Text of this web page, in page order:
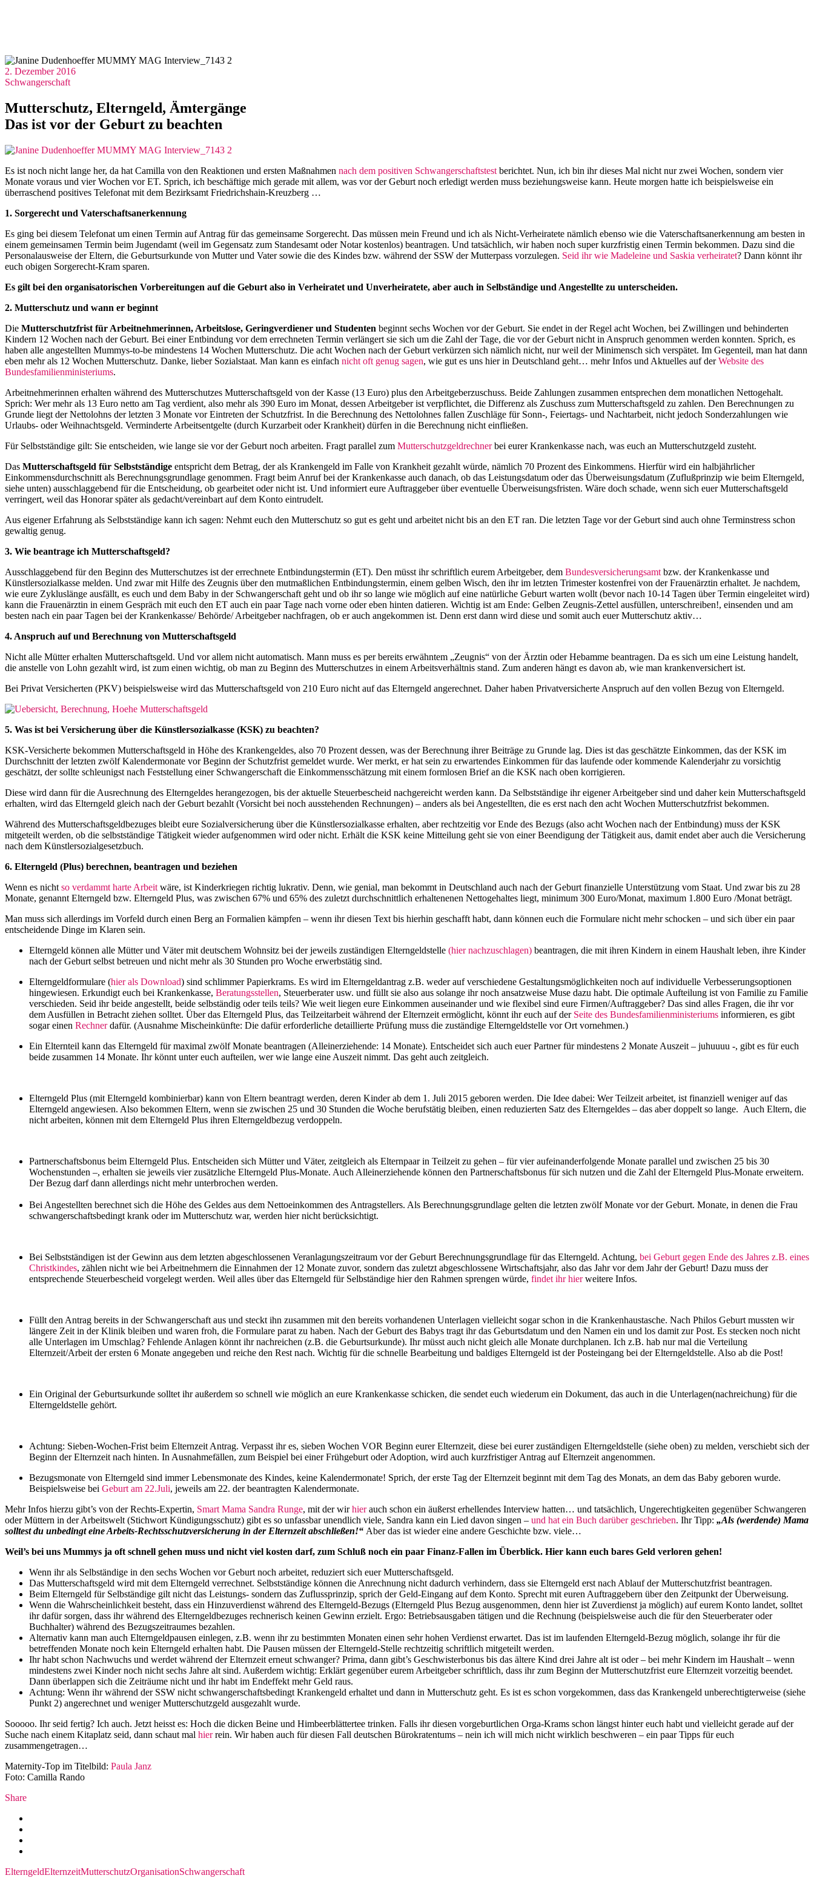
2. Dezember 2016
Schwangerschaft
Mutterschutz, Elterngeld, Ämtergänge
Das ist vor der Geburt zu beachten
Es ist noch nicht lange her, da hat Camilla von den Reaktionen und ersten Maßnahmen nach dem positiven Schwangerschaftstest berichtet. Nun, ich bin ihr dieses Mal nicht nur zwei Wochen, sondern vier
Monate voraus und vier Wochen vor ET. Sprich, ich beschäftige mich gerade mit allem, was vor der Geburt noch erledigt werden muss beziehungsweise kann. Heute morgen hatte ich beispielsweise ein
überraschend positives Telefonat mit dem Bezirksamt Friedrichshain-Kreuzberg …
1. Sorgerecht und Vaterschaftsanerkennung
Es ging bei diesem Telefonat um einen Termin auf Antrag für das gemeinsame Sorgerecht. Das müssen mein Freund und ich als Nicht-Verheiratete nämlich ebenso wie die Vaterschaftsanerkennung am besten in
einem gemeinsamen Termin beim Jugendamt (weil im Gegensatz zum Standesamt oder Notar kostenlos) beantragen. Und tatsächlich, wir haben noch super kurzfristig einen Termin bekommen. Dazu sind die
Personalausweise der Eltern, die Geburtsurkunde von Mutter und Vater sowie die des Kindes bzw. während der SSW der Mutterpass vorzulegen. Seid ihr wie Madeleine und Saskia verheiratet? Dann könnt ihr
euch obigen Sorgerecht-Kram sparen.
Es gilt bei den organisatorischen Vorbereitungen auf die Geburt also in Verheiratet und Unverheiratete, aber auch in Selbständige und Angestellte zu unterscheiden.
2. Mutterschutz und wann er beginnt
Die Mutterschutzfrist für Arbeitnehmerinnen, Arbeitslose, Geringverdiener und Studenten beginnt sechs Wochen vor der Geburt. Sie endet in der Regel acht Wochen, bei Zwillingen und behinderten
Kindern 12 Wochen nach der Geburt. Bei einer Entbindung vor dem errechneten Termin verlängert sie sich um die Zahl der Tage, die vor der Geburt nicht in Anspruch genommen werden konnten. Sprich, es
haben alle angestellten Mummys-to-be mindestens 14 Wochen Mutterschutz. Die acht Wochen nach der Geburt verkürzen sich nämlich nicht, nur weil der Minimensch sich verspätet. Im Gegenteil, man hat dann
eben mehr als 12 Wochen Mutterschutz. Danke, lieber Sozialstaat. Man kann es einfach nicht oft genug sagen, wie gut es uns hier in Deutschland geht… mehr Infos und Aktuelles auf derWebsite des
Bundesfamilienministeriums.
Arbeitnehmerinnen erhalten während des Mutterschutzes Mutterschaftsgeld von der Kasse (13 Euro) plus den Arbeitgeberzuschuss. Beide Zahlungen zusammen entsprechen dem monatlichen Nettogehalt.
Sprich: Wer mehr als 13 Euro netto am Tag verdient, also mehr als 390 Euro im Monat, dessen Arbeitgeber ist verpflichtet, die Differenz als Zuschuss zum Mutterschaftsgeld zu zahlen. Den Berechnungen zu
Grunde liegt der Nettolohns der letzten 3 Monate vor Eintreten der Schutzfrist. In die Berechnung des Nettolohnes fallen Zuschläge für Sonn-, Feiertags- und Nachtarbeit, nicht jedoch Sonderzahlungen wie
Urlaubs- oder Weihnachtsgeld. Verminderte Arbeitsentgelte (durch Kurzarbeit oder Krankheit) dürfen in die Berechnung nicht einfließen.
Für Selbstständige gilt: Sie entscheiden, wie lange sie vor der Geburt noch arbeiten. Fragt parallel zum Mutterschutzgeldrechnerbei eurer Krankenkasse nach, was euch an Mutterschutzgeld zusteht.
Das Mutterschaftsgeld für Selbstständige entspricht dem Betrag, der als Krankengeld im Falle von Krankheit gezahlt würde, nämlich 70 Prozent des Einkommens. Hierfür wird ein halbjährlicher
Einkommensdurchschnitt als Berechnungsgrundlage genommen. Fragt beim Anruf bei der Krankenkasse auch danach, ob das Leistungsdatum oder das Überweisungsdatum (Zuflußprinzip wie beim Elterngeld,
siehe unten) ausschlaggebend für die Entscheidung, ob gearbeitet oder nicht ist. Und informiert eure Auftraggeber über eventuelle Überweisungsfristen. Wäre doch schade, wenn sich euer Mutterschaftsgeld
verringert, weil das Honorar später als gedacht/vereinbart auf dem Konto eintrudelt.
Aus eigener Erfahrung als Selbstständige kann ich sagen: Nehmt euch den Mutterschutz so gut es geht und arbeitet nicht bis an den ET ran. Die letzten Tage vor der Geburt sind auch ohne Terminstress schon
gewaltig genug.
3. Wie beantrage ich Mutterschaftsgeld?
Ausschlaggebend für den Beginn des Mutterschutzes ist der errechnete Entbindungstermin (ET). Den müsst ihr schriftlich eurem Arbeitgeber, dem Bundesversicherungsamt bzw. der Krankenkasse und
Künstlersozialkasse melden. Und zwar mit Hilfe des Zeugnis über den mutmaßlichen Entbindungstermin, einem gelben Wisch, den ihr im letzten Trimester kostenfrei von der Frauenärztin erhaltet. Je nachdem,
wie eure Zykluslänge ausfällt, es euch und dem Baby in der Schwangerschaft geht und ob ihr so lange wie möglich auf eine natürliche Geburt warten wollt (bevor nach 10-14 Tagen über Termin eingeleitet wird)
kann die Frauenärztin in einem Gespräch mit euch den ET auch ein paar Tage nach vorne oder eben hinten datieren. Wichtig ist am Ende: Gelben Zeugnis-Zettel ausfüllen, unterschreiben!, einsenden und am
besten nach ein paar Tagen bei der Krankenkasse/ Behörde/ Arbeitgeber nachfragen, ob er auch angekommen ist. Denn erst dann wird diese und somit auch euer Mutterschutz aktiv…
4. Anspruch auf und Berechnung von Mutterschaftsgeld
Nicht alle Mütter erhalten Mutterschaftsgeld. Und vor allem nicht automatisch. Mann muss es per bereits erwähntem „Zeugnis“ von der Ärztin oder Hebamme beantragen. Da es sich um eine Leistung handelt,
die anstelle von Lohn gezahlt wird, ist zum einen wichtig, ob man zu Beginn des Mutterschutzes in einem Arbeitsverhältnis stand. Zum anderen hängt es davon ab, wie man krankenversichert ist.
Bei Privat Versicherten (PKV) beispielsweise wird das Mutterschaftsgeld von 210 Euro nicht auf das Elterngeld angerechnet. Daher haben Privatversicherte Anspruch auf den vollen Bezug von Elterngeld.
5. Was ist bei Versicherung über die Künstlersozialkasse (KSK) zu beachten?
KSK-Versicherte bekommen Mutterschaftsgeld in Höhe des Krankengeldes, also 70 Prozent dessen, was der Berechnung ihrer Beiträge zu Grunde lag. Dies ist das geschätzte Einkommen, das der KSK im
Durchschnitt der letzten zwölf Kalendermonate vor Beginn der Schutzfrist gemeldet wurde. Wer merkt, er hat sein zu erwartendes Einkommen für das laufende oder kommende Kalenderjahr zu vorsichtig
geschätzt, der sollte schleunigst nach Feststellung einer Schwangerschaft die Einkommensschätzung mit einem formlosen Brief an die KSK nach oben korrigieren.
Diese wird dann für die Ausrechnung des Elterngeldes herangezogen, bis der aktuelle Steuerbescheid nachgereicht werden kann. Da Selbstständige ihr eigener Arbeitgeber sind und daher kein Mutterschaftsgeld
erhalten, wird das Elterngeld gleich nach der Geburt bezahlt (Vorsicht bei noch ausstehenden Rechnungen) – anders als bei Angestellten, die es erst nach den acht Wochen Mutterschutzfrist bekommen.
Während des Mutterschaftsgeldbezuges bleibt eure Sozialversicherung über die Künstlersozialkasse erhalten, aber rechtzeitig vor Ende des Bezugs (also acht Wochen nach der Entbindung) muss der KSK
mitgeteilt werden, ob die selbstständige Tätigkeit wieder aufgenommen wird oder nicht. Erhält die KSK keine Mitteilung geht sie von einer Beendigung der Tätigkeit aus, damit endet aber auch die Versicherung
nach dem Künstlersozialgesetzbuch.
6. Elterngeld (Plus) berechnen, beantragen und beziehen
Wenn es nicht so verdammt harte Arbeit wäre, ist Kinderkriegen richtig lukrativ. Denn, wie genial, man bekommt in Deutschland auch nach der Geburt finanzielle Unterstützung vom Staat. Und zwar bis zu 28
Monate, genannt Elterngeld bzw. Elterngeld Plus, was zwischen 67% und 65% des zuletzt durchschnittlich erhaltenenen Nettogehaltes liegt, minimum 300 Euro/Monat, maximum 1.800 Euro /Monat beträgt.
Man muss sich allerdings im Vorfeld durch einen Berg an Formalien kämpfen – wenn ihr diesen Text bis hierhin geschafft habt, dann können euch die Formulare nicht mehr schocken – und sich über ein paar
entscheidende Dinge im Klaren sein.
Elterngeld können alle Mütter und Väter mit deutschem Wohnsitz bei der jeweils zuständigen Elterngeldstelle (hier nachzuschlagen) beantragen, die mit ihren Kindern in einem Haushalt leben, ihre Kinder
nach der Geburt selbst betreuen und nicht mehr als 30 Stunden pro Woche erwerbstätig sind.
Elterngeldformulare (hier als Download) sind schlimmer Papierkrams. Es wird im Elterngeldantrag z.B. weder auf verschiedene Gestaltungsmöglichkeiten noch auf individuelle Verbesserungsoptionen
hingewiesen. Erkundigt euch bei Krankenkasse, Beratungsstellen, Steuerberater usw. und füllt sie also aus solange ihr noch ansatzweise Muse dazu habt. Die optimale Aufteilung ist von Familie zu Familie
verschieden. Seid ihr beide angestellt, beide selbständig oder teils teils? Wie weit liegen eure Einkommen auseinander und wie flexibel sind eure Firmen/Auftraggeber? Das sind alles Fragen, die ihr vor
dem Ausfüllen in Betracht ziehen solltet. Über das Elterngeld Plus, das Teilzeitarbeit während der Elternzeit ermöglicht, könnt ihr euch auf der Seite des Bundesfamilienministeriums informieren, es gibt
sogar einen Rechnerdafür. (Ausnahme Mischeinkünfte: Die dafür erforderliche detaillierte Prüfung muss die zuständige Elterngeldstelle vor Ort vornehmen.)
Ein Elternteil kann das Elterngeld für maximal zwölf Monate beantragen (Alleinerziehende: 14 Monate). Entscheidet sich auch euer Partner für mindestens 2 Monate Auszeit – juhuuuu -, gibt es für euch
beide zusammen 14 Monate. Ihr könnt unter euch aufteilen, wer wie lange eine Auszeit nimmt. Das geht auch zeitgleich.
Elterngeld Plus (mit Elterngeld kombinierbar) kann von Eltern beantragt werden, deren Kinder ab dem 1. Juli 2015 geboren werden. Die Idee dabei: Wer Teilzeit ­arbeitet, ist finanziell weniger auf das
Elterngeld angewiesen. Also bekommen Eltern, wenn sie zwischen 25 und 30 Stunden die Woche berufstätig bleiben, einen reduzierten Satz des Elterngeldes – das aber doppelt so lange. Auch Eltern, die
nicht arbeiten, können mit dem Elterngeld Plus ihren Elterngeldbezug verdoppeln.
Partnerschaftsbonus beim Elterngeld Plus. Entscheiden sich Mütter und Väter, zeitgleich als Elternpaar in Teilzeit zu gehen – für vier aufeinanderfolgende Monate parallel und zwischen 25 bis 30
Wochenstunden –, erhalten sie jeweils vier zusätzliche Elterngeld Plus-Monate. Auch Alleinerziehende können den Partnerschaftsbonus für sich nutzen und die Zahl der Elterngeld Plus-Monate erweitern.
Der Bezug darf dann allerdings nicht mehr unterbrochen werden.
Bei Angestellten berechnet sich die Höhe des Geldes aus dem Nettoeinkommen des Antragstellers. Als Berechnungsgrundlage gelten die letzten zwölf Monate vor der Geburt. Monate, in denen die Frau
schwangerschaftsbedingt krank oder im Mutterschutz war, werden hier nicht berücksichtigt.
Bei Selbstständigen ist der Gewinn aus dem letzten abgeschlossenen Veranlagungszeitraum vor der Geburt Berechnungsgrundlage für das Elterngeld. Achtung, bei Geburt gegen Ende des Jahres z.B. eines
Christkindes, zählen nicht wie bei Arbeitnehmern die Einnahmen der 12 Monate zuvor, sondern das zuletzt abgeschlossene Wirtschaftsjahr, also das Jahr vor dem Jahr der Geburt! Dazu muss der
entsprechende Steuerbescheid vorgelegt werden. Weil alles über das Elterngeld für Selbständige hier den Rahmen sprengen würde, findet ihr hierweitere Infos.
Füllt den Antrag bereits in der Schwangerschaft aus und steckt ihn zusammen mit den bereits vorhandenen Unterlagen vielleicht sogar schon in die Krankenhaustasche. Nach Philos Geburt mussten wir
längere Zeit in der Klinik bleiben und waren froh, die Formulare parat zu haben. Nach der Geburt des Babys tragt ihr das Geburtsdatum und den Namen ein und los damit zur Post. Es stecken noch nicht
alle Unterlagen im Umschlag? Fehlende Anlagen könnt ihr nachreichen (z.B. die Geburtsurkunde). Ihr müsst auch nicht gleich alle Monate durchplanen. Ich z.B. hab nur mal die Verteilung
Elternzeit/Arbeit der ersten 6 Monate angegeben und reiche den Rest nach. Wichtig für die schnelle Bearbeitung und baldiges Elterngeld ist der Posteingang bei der Elterngeldstelle. Also ab die Post!
Ein Original der Geburtsurkunde solltet ihr außerdem so schnell wie möglich an eure Krankenkasse schicken, die sendet euch wiederum ein Dokument, das auch in die Unterlagen(nachreichung) für die
Elterngeldstelle gehört.
Achtung: Sieben-Wochen-Frist beim Elternzeit Antrag. Verpasst ihr es, sieben Wochen VOR Beginn eurer Elternzeit, diese bei eurer zuständigen Elterngeldstelle (siehe oben) zu melden, verschiebt sich der
Beginn der Elternzeit nach hinten. In Ausnahmefällen, zum Beispiel bei einer Frühgeburt oder Adoption, wird auch kurzfristiger Antrag auf Elternzeit angenommen.
Bezugsmonate von Elterngeld sind immer Lebensmonate des Kindes, keine Kalendermonate! Sprich, der erste Tag der Elternzeit beginnt mit dem Tag des Monats, an dem das Baby geboren wurde.
Beispielsweise bei Geburt am 22.Juli, jeweils am 22. der beantragten Kalendermonate.
Mehr Infos hierzu gibt’s von der Rechts-Expertin, Smart Mama Sandra Runge, mit der wirhierauch schon ein äußerst erhellendes Interview hatten… und tatsächlich, Ungerechtigkeiten gegenüber Schwangeren
oder Müttern in der Arbeitswelt (Stichwort Kündigungsschutz) gibt es so unfassbar unendlich viele, Sandra kann ein Lied davon singen – und hat ein Buch darüber geschrieben. Ihr Tipp: „Als (werdende) Mama
solltest du unbedingt eine Arbeits-Rechtsschutzversicherung in der Elternzeit abschließen!“ Aber das ist wieder eine andere Geschichte bzw. viele…
Weil’s bei uns Mummys ja oft schnell gehen muss und nicht viel kosten darf, zum Schluß noch ein paar Finanz-Fallen im Überblick. Hier kann euch bares Geld verloren gehen!
Wenn ihr als Selbständige in den sechs Wochen vor Geburt noch arbeitet, reduziert sich euer Mutterschaftsgeld.
Das Mutterschaftsgeld wird mit dem Elterngeld verrechnet. Selbstständige können die Anrechnung nicht dadurch verhindern, dass sie Elterngeld erst nach Ablauf der Mutterschutzfrist beantragen.
Beim Elterngeld für Selbständige gilt nicht das Leistungs- sondern das Zuflussprinzip, sprich der Geld-Eingang auf dem Konto. Sprecht mit euren Auftraggebern über den Zeitpunkt der Überweisung.
Wenn die Wahrscheinlichkeit besteht, dass ein Hinzuverdienst während des Elterngeld-Bezugs (Elterngeld Plus Bezug ausgenommen, denn hier ist Zuverdienst ja möglich) auf eurem Konto landet, solltet
ihr dafür sorgen, dass ihr während des Elterngeldbezuges rechnerisch keinen Gewinn erzielt. Ergo: Betriebsausgaben tätigen und die Rechnung (beispielsweise auch die für den Steuerberater oder
Buchhalter) während des Bezugszeitraumes bezahlen.
Alternativ kann man auch Elterngeldpausen einlegen, z.B. wenn ihr zu bestimmten Monaten einen sehr hohen Verdienst erwartet. Das ist im laufenden Elterngeld-Bezug möglich, solange ihr für die
betreffenden Monate noch kein Elterngeld erhalten habt. Die Pausen müssen der Elterngeld-Stelle rechtzeitig schriftlich mitgeteilt werden.
Ihr habt schon Nachwuchs und werdet während der Elternzeit erneut schwanger? Prima, dann gibt’s Geschwisterbonus bis das ältere Kind drei Jahre alt ist oder – bei mehr Kindern im Haushalt – wenn
mindestens zwei Kinder noch nicht sechs Jahre alt sind. Außerdem wichtig: Erklärt gegenüber eurem Arbeitgeber schriftlich, dass ihr zum Beginn der Mutterschutzfrist eure Elternzeit vorzeitig beendet.
Dann überlappen sich die Zeiträume nicht und ihr habt im Endeffekt mehr Geld raus.
Achtung: Wenn ihr während der SSW nicht schwangerschaftsbedingt Krankengeld erhaltet und dann in Mutterschutz geht. Es ist es schon vorgekommen, dass das Krankengeld unberechtigterweise (siehe
Punkt 2) angerechnet und weniger Mutterschutzgeld ausgezahlt wurde.
Sooooo. Ihr seid fertig? Ich auch. Jetzt heisst es: Hoch die dicken Beine und Himbeerblättertee trinken. Falls ihr diesen vorgeburtlichen Orga-Krams schon längst hinter euch habt und vielleicht gerade auf der
Suche nach einem Kitaplatz seid, dann schaut mal hierrein. Wir haben auch für diesen Fall deutschen Bürokratentums – nein ich will mich nicht wirklich beschweren – ein paar Tipps für euch
zusammengetragen…
Maternity-Top im Titelbild: Paula Janz
Foto: Camilla Rando
Share
ElterngeldElternzeitMutterschutzOrganisationSchwangerschaft